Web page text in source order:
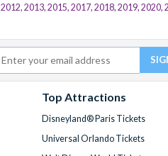
2012, 2013, 2015, 2017, 2018, 2019, 2020,
Top Attractions
Disneyland® Paris Tickets
Universal Orlando Tickets